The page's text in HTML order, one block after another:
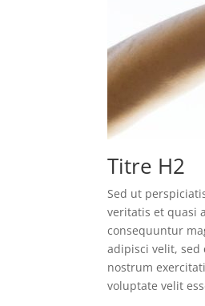
Titre H2
Sed ut
veritatis et quasi
consequuntur
adipisci velit,
nostrum
voluptate velit